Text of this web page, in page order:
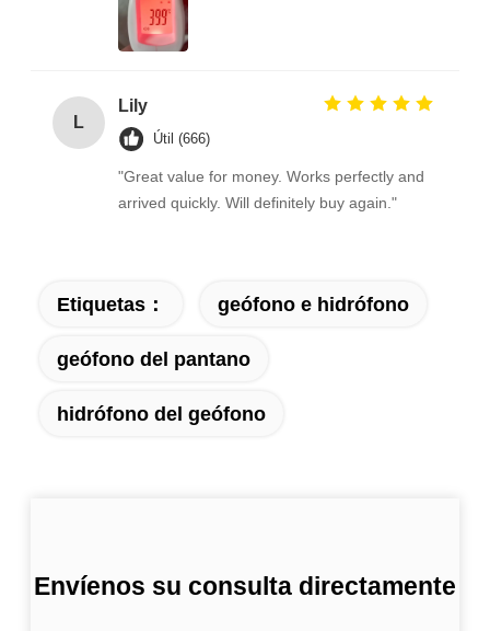
L
Lily
Útil (666)
"Great value for money. Works perfectly and
arrived quickly. Will definitely buy again."
Etiquetas： geófono e hidrófono
geófono del pantano
hidrófono del geófono
Envíenos su consulta directamente